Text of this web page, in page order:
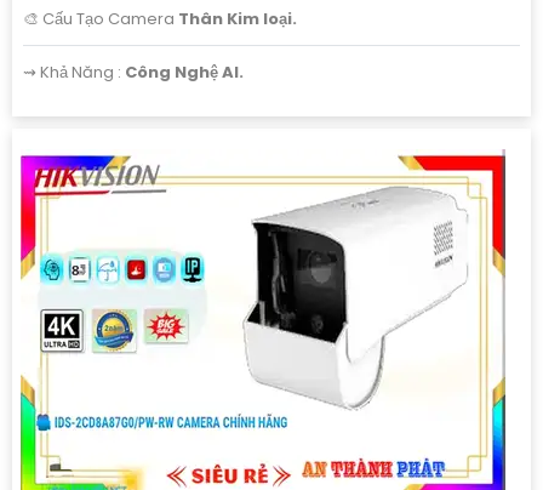
🎨 Cấu Tạo Camera Thân Kim loại.
️⇝ Khả Năng : Công Nghệ AI.